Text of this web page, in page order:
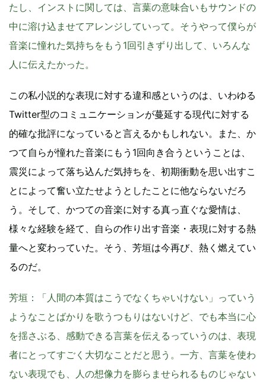
たし、インストに関しては、言葉の意味合いもサウンドの
中に溶け込ませてアレンジしていって。そうやって僕らが
音楽に憧れた気持ちをもう1回引きずり出して、いろんな
人に伝えたかった。
この私小説的な表現に対する違和感というのは、いわゆる
Twitter型のコミュニケーションが蔓延する現代に対する
的確な批評になっていると言えるかもしれない。また、か
つて自らが憧れた音楽にもう1回向き合うということは、
震災によって落ち込んだ気持ちを、初期衝動を思い出すこ
とによって奮い立たせようとしたことに他ならないだろ
う。そして、かつての音楽に対する真っ直ぐな愛情は、
様々な経験を経て、自らの作り出す音楽・表現に対する熱
量へと変わっていた。そう、芳垣は今再び、熱く燃えてい
るのだ。
芳垣 ：「人間の本質はこうでなくちゃいけない」っていう
ようなことばかりを歌うつもりはないけど、でも本当に心
を揺さぶる、感動できる言葉を伝えるっていうのは、表現
者にとってすごく大切なことだと思う。一方、言葉を使わ
ない表現でも、人の想像力を膨らませられるものじゃない